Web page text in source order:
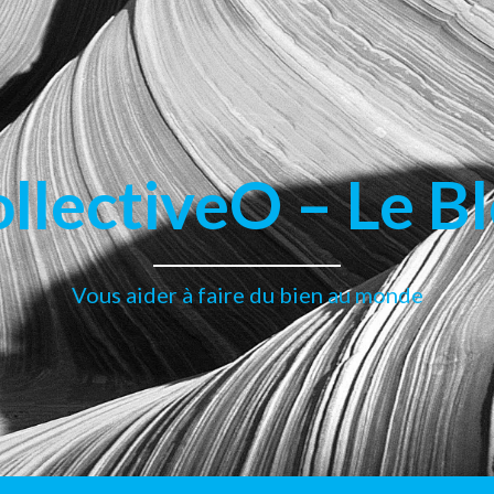
– Le
Vous aider à faire du bien au monde